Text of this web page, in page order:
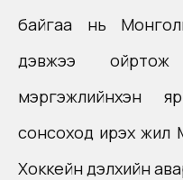
байгаа нь
дэвжээ
мэргэжлийнхэн
сонсоход ирэх жил
Хоккейн дэлхийн